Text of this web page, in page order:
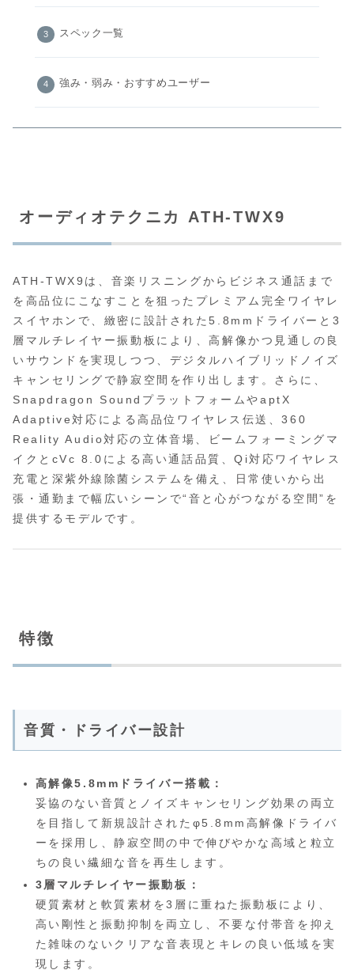
スペック一覧
強み・弱み・おすすめユーザー
オーディオテクニカ ATH-TWX9
ATH-TWX9は、音楽リスニングからビジネス通話まで
を高品位にこなすことを狙ったプレミアム完全ワイヤレ
スイヤホンで、緻密に設計された5.8mmドライバーと3
層マルチレイヤー振動板により、高解像かつ見通しの良
いサウンドを実現しつつ、デジタルハイブリッドノイズ
キャンセリングで静寂空間を作り出します。さらに、
Snapdragon SoundプラットフォームやaptX
Adaptive対応による高品位ワイヤレス伝送、360
Reality Audio対応の立体音場、ビームフォーミングマ
イクとcVc 8.0による高い通話品質、Qi対応ワイヤレス
充電と深紫外線除菌システムを備え、日常使いから出
張・通勤まで幅広いシーンで“音と心がつながる空間”を
提供するモデルです。
特徴
音質・ドライバー設計
高解像5.8mmドライバー搭載：
妥協のない音質とノイズキャンセリング効果の両立
を目指して新規設計されたφ5.8mm高解像ドライバ
ーを採用し、静寂空間の中で伸びやかな高域と粒立
ちの良い繊細な音を再生します。
3層マルチレイヤー振動板：
硬質素材と軟質素材を3層に重ねた振動板により、
高い剛性と振動抑制を両立し、不要な付帯音を抑え
た雑味のないクリアな音表現とキレの良い低域を実
現します。